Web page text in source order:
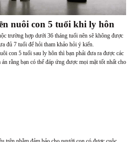
nuôi con 5 tuổi khi ly hôn
trường hợp dưới 36 tháng tuổi nên sẽ không được
đủ 7 tuổi để hỏi tham khảo hỏi ý kiến.
con 5 tuổi sau ly hôn thì bạn phải đưa ra được các
rằng bạn có thể đáp ứng được mọi mặt tốt nhất cho